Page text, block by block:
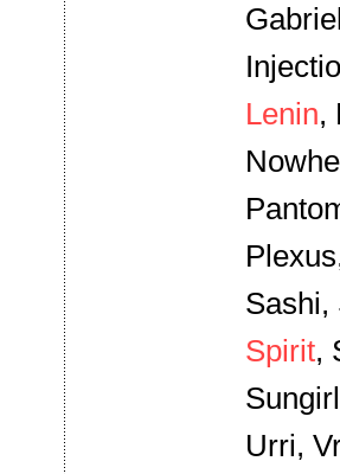
Lenin,
Sashi,
Spirit,
Urri,